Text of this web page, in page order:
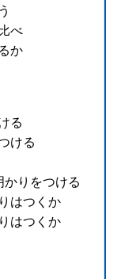
べ
か
る
ける
りをつける
はつくか
はつくか